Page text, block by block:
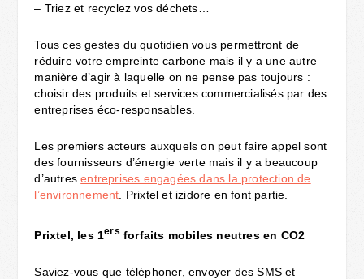
– Triez et recyclez vos déchets…
Tous ces gestes du quotidien vous permettront de
réduire votre empreinte carbone mais il y a une autre
manière d’agir à laquelle on ne pense pas toujours :
choisir des produits et services commercialisés par des
entreprises éco-responsables.
Les premiers acteurs auxquels on peut faire appel sont
des fournisseurs d’énergie verte mais il y a beaucoup
d’autresentreprises engagées dans la protection de
l’environnement . Prixtel et izidore en font partie.
Prixtel, les 1ers forfaits mobiles neutres en CO2
Saviez-vous que téléphoner, envoyer des SMS et